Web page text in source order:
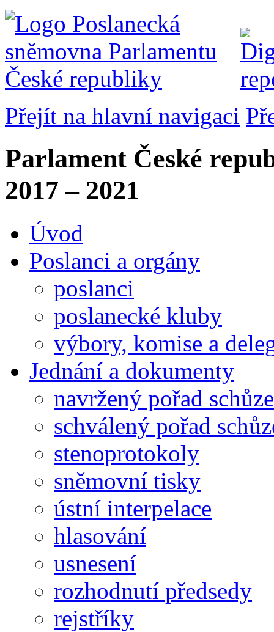
Přejít na hlavní navigaci
Parlament České
2017 – 2021
Úvod
Poslanci a orgány
poslanci
poslanecké kluby
výbory, komise a
Jednání a dokumenty
navržený pořad schůze
schválený pořad
stenoprotokoly
sněmovní tisky
ústní interpelace
hlasování
usnesení
rozhodnutí předsedy
rejstříky